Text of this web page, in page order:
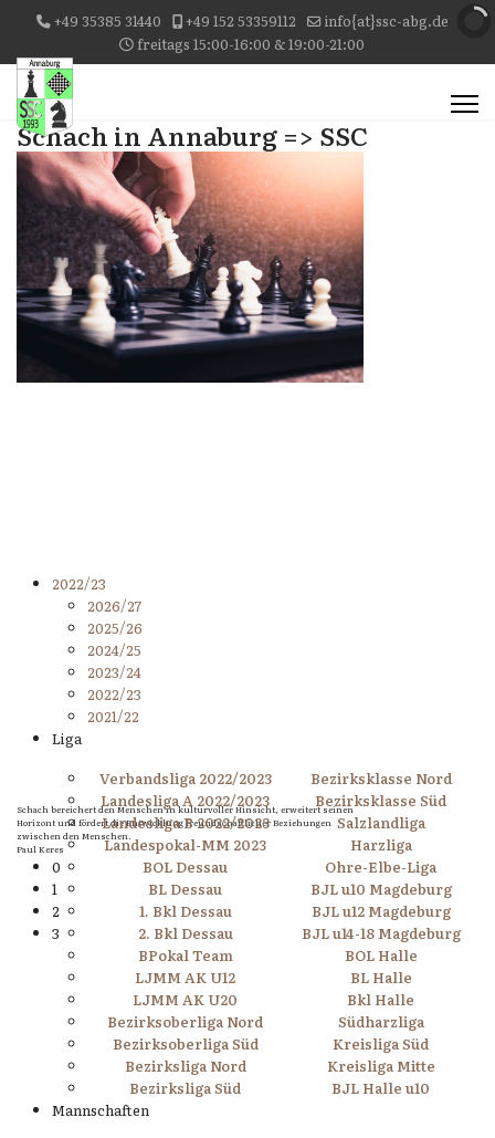
+49 35385 31440 +49 152 53359112
info{at}ssc-abg.de
freitags 15:00-16:00 & 19:00-21:00
Schach in Annaburg => SSC
Schach bereichert den Menschen in kulturvoller Hinsicht, erweitert seinen
Horizont und fördert die Entwicklung freundschaftlicher Beziehungen
zwischen den Menschen.
Paul Keres
0
1
2
3
2022/23
2026/27
2025/26
2024/25
2023/24
2022/23
2021/22
Liga
Verbandsliga 2022/2023
Bezirksklasse Nord
Landesliga A 2022/2023
Bezirksklasse Süd
Landesliga B 2022/2023
Salzlandliga
Landespokal-MM 2023
Harzliga
BOL Dessau
Ohre-Elbe-Liga
BL Dessau
BJL u10 Magdeburg
1. Bkl Dessau
BJL u12 Magdeburg
2. Bkl Dessau
BJL u14-18 Magdeburg
BPokal Team
BOL Halle
LJMM AK U12
BL Halle
LJMM AK U20
Bkl Halle
Bezirksoberliga Nord
Südharzliga
Bezirksoberliga Süd
Kreisliga Süd
Bezirksliga Nord
Kreisliga Mitte
Bezirksliga Süd
BJL Halle u10
Mannschaften